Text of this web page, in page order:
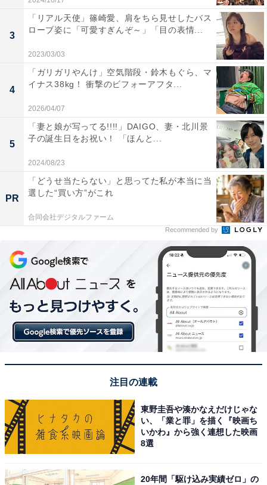
3
「リアル天使」篠崎愛、肩をちら見せしたバス
ローブ姿に「可愛すぎんぞ～」「目の表情...
2023/03/03
4
「ガリガリやんけ」空気階段・鈴木もぐら、マ
イナス38kg！ 衝撃のビフォーアフタ...
2026/04/07
5
「妻と娘が写ってる!!!!」DAIGO、妻・北川景
子の誕生日をお祝い！ 「ほんと...
2024/08/23
PR
「どうせ当たらない」と思ってた私が本当に当
選した“買い方”がこれ
合同会社デジタルファーム
Recommended by
注目の連載
東野圭吾や湊かなえだけじゃな
い、「業と罪」を描く『映画ち
いかわ』から強く連想した映画
8選
20年間「駆け込み実績ゼロ」の